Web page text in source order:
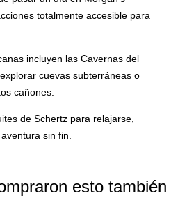
totalmente accesible para
incluyen las Cavernas del
cuevas subterráneas o
cañones.
de Schertz para relajarse,
sin fin.
esto también